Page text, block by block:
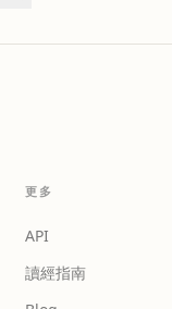
更多
API
讀經指南